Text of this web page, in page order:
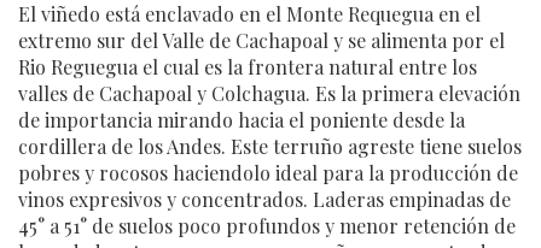
El viñedo está enclavado en el Monte Requegua en el
extremo sur del Valle de Cachapoal y se alimenta por el
Rio Reguegua el cual es la frontera natural entre los
valles de Cachapoal y Colchagua. Es la primera elevación
de importancia mirando hacia el poniente desde la
cordillera de los Andes. Este terruño agreste tiene suelos
pobres y rocosos haciendolo ideal para la producción de
vinos expresivos y concentrados. Laderas empinadas de
45° a 51° de suelos poco profundos y menor retención de